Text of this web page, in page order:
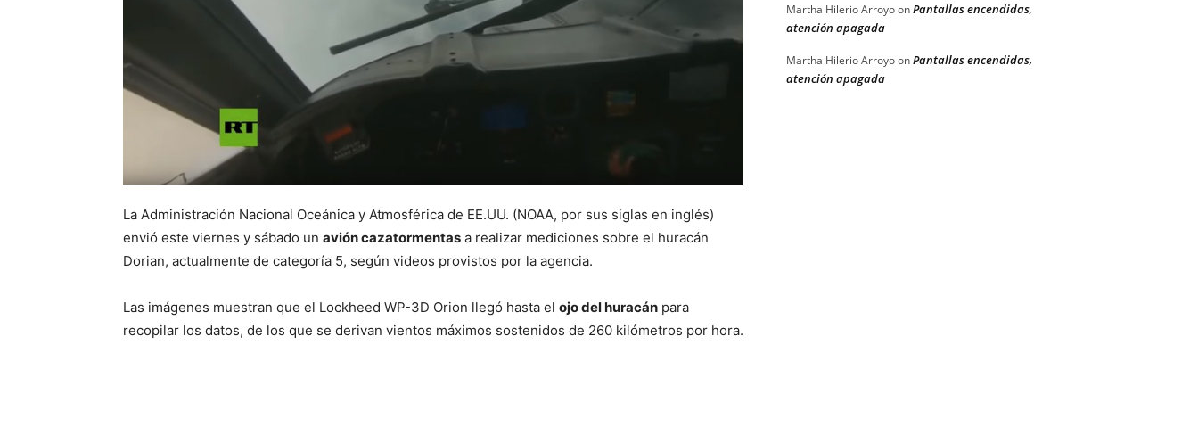
La Administración Nacional Oceánica y Atmosférica de EE.UU. (NOAA, por sus siglas en inglés)
envió este viernes y sábado un avión cazatormentas a realizar mediciones sobre el huracán
Dorian, actualmente de categoría 5, según videos provistos por la agencia.
Las imágenes muestran que el Lockheed WP-3D Orion llegó hasta el ojo del huracán para
recopilar los datos, de los que se derivan vientos máximos sostenidos de 260 kilómetros por hora.
Martha Hilerio ArroyoonPantallas encendidas,
atención apagada
Martha Hilerio ArroyoonPantallas encendidas,
atención apagada